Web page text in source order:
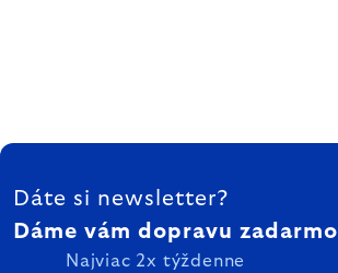
ZÁPÄTIE
Dáte si newsletter?
Dáme vám dopravu zadarmo
Najviac 2x týždenne